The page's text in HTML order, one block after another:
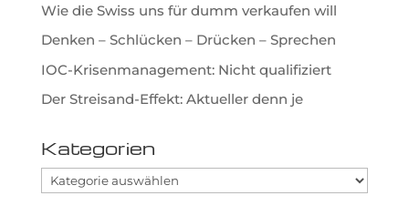
Wie die Swiss uns für dumm verkaufen will
Denken – Schlücken – Drücken – Sprechen
IOC-Krisenmanagement: Nicht qualifiziert
Der Streisand-Effekt: Aktueller denn je
Kategorien
Kategorien